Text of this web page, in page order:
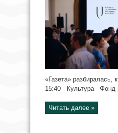
«Газета» разбиралась,
15:40 Культура Фонд
Читать далее »